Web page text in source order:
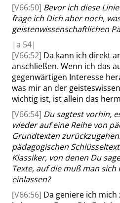
[V66:50] Bevor ich diese
frage ich Dich aber noch,
geistenwissenschaftlichen
|a 54|
[V66:52] Da kann ich direkt
anschließen. Wenn ich das
gegenwärtigen Interesse
was mir an der
wichtig ist, ist allein das
[V66:54] Du sagtest vorhin,
wieder auf eine Reihe von
Grundtexten
pädagogischen
Klassiker, von denen Du
Texte, auf die muß man
einlassen?
[V66:56] Da geniere ich